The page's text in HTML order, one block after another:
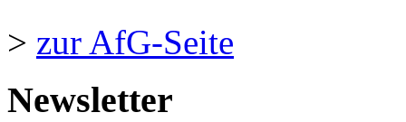
> zur AfG-Seite
Newsletter